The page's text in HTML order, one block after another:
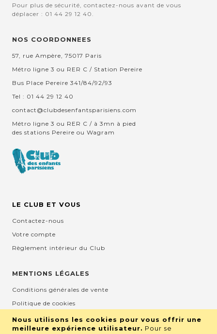
Nous utilisons les cookies pour vous offrir une
meilleure expérience utilisateur. Pour se
Pour plus de sécurité, contactez-nous avant de vous
déplacer : 01 44 29 12 40.
NOS COORDONNEES
57, rue Ampère, 75017 Paris
Métro ligne 3 ou RER C / Station Pereire
Bus Place Pereire 341/84/92/93
Tel : 01 44 29 12 40
contact@clubdesenfantsparisiens.com
Métro ligne 3 ou RER C / à 3mn à pied
des stations Pereire ou Wagram
LE CLUB ET VOUS
Contactez-nous
Votre compte
Règlement intérieur du Club
MENTIONS LÉGALES
Conditions générales de vente
Politique de cookies
Mentions légales et CGU
Protection de la vie privée